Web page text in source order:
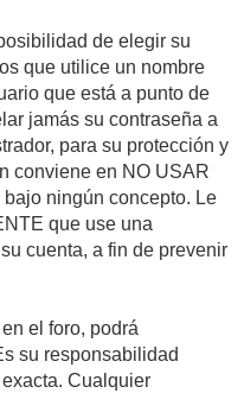
de elegir su
que utilice un nombre
que está a punto de
jamás su contraseña a
para su protección y
conviene en NO USAR
ningún concepto. Le
que use una
cuenta, a fin de prevenir
el foro, podrá
su responsabilidad
Cualquier